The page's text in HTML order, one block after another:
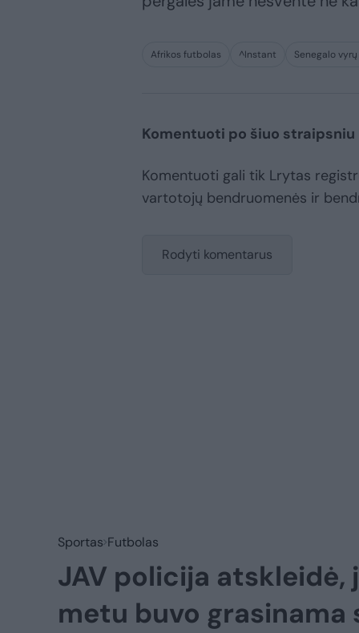
Afrikos futbolas ^Instant Senegalo
Komentuoti po šiuo straipsniu
Komentuoti gali tik Lrytas
vartotojų bendruomenės ir
Rodyti komentarus
Sportas Futbolas
JAV policija
metu buvo grasinama